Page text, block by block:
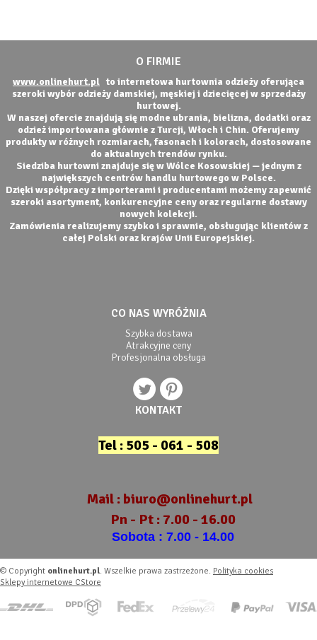
O FIRMIE
www.onlinehurt.pl to internetowa hurtownia odzieży oferująca
szeroki wybór odzieży damskiej, męskiej i dziecięcej w sprzedaży
hurtowej.
W naszej ofercie znajdują się modne ubrania, bielizna, dodatki oraz
odzież importowana głównie z Turcji, Włoch i Chin. Oferujemy
produkty w różnych rozmiarach, fasonach i kolorach, dostosowane
do aktualnych trendów rynku.
Siedziba hurtowni znajduje się w Wólce Kosowskiej — jednym z
największych centrów handlu hurtowego w Polsce.
Dzięki współpracy z importerami i producentami możemy zapewnić
szeroki asortyment, konkurencyjne ceny oraz regularne dostawy
nowych kolekcji.
Zamówienia realizujemy szybko i sprawnie, obsługując klientów z
całej Polski oraz krajów Unii Europejskiej.
CO NAS WYRÓŻNIA
Szybka dostawa
Atrakcyjne ceny
Profesjonalna obsługa
KONTAKT
Tel : 505 - 061 - 508
Mail : biuro@onlinehurt.pl
Pn - Pt : 7.00 - 16.00
Sobota : 7.00 - 14.00
© Copyright onlinehurt.pl. Wszelkie prawa zastrzeżone. Polityka cookies
Sklepy internetowe CStore